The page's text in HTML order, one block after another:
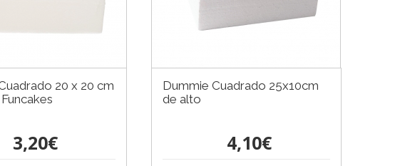
20 x 20 cm
3,20€
Dummie Cuadrado 25x10cm
de alto
4,10€